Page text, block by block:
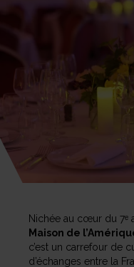
Nichée au cœur du 7ᵉ
Maison de
c’est un carrefour de
d’échanges entre la